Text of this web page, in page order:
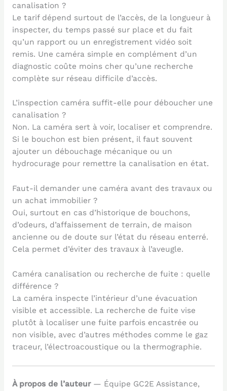
canalisation ?
Le tarif dépend surtout de l’accès, de la longueur à
inspecter, du temps passé sur place et du fait
qu’un rapport ou un enregistrement vidéo soit
remis. Une caméra simple en complément d’un
diagnostic coûte moins cher qu’une recherche
complète sur réseau difficile d’accès.
L’inspection caméra suffit-elle pour déboucher une
canalisation ?
Non. La caméra sert à voir, localiser et comprendre.
Si le bouchon est bien présent, il faut souvent
ajouter un débouchage mécanique ou un
hydrocurage pour remettre la canalisation en état.
Faut-il demander une caméra avant des travaux ou
un achat immobilier ?
Oui, surtout en cas d’historique de bouchons,
d’odeurs, d’affaissement de terrain, de maison
ancienne ou de doute sur l’état du réseau enterré.
Cela permet d’éviter des travaux à l’aveugle.
Caméra canalisation ou recherche de fuite : quelle
différence ?
La caméra inspecte l’intérieur d’une évacuation
visible et accessible. La recherche de fuite vise
plutôt à localiser une fuite parfois encastrée ou
non visible, avec d’autres méthodes comme le gaz
traceur, l’électroacoustique ou la thermographie.
À propos de l’auteur— Équipe GC2E Assistance,